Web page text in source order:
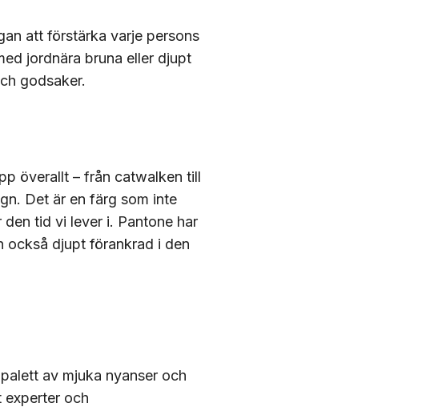
att förstärka varje persons
jordnära bruna eller djupt
godsaker.
överallt – från catwalken till
Det är en färg som inte
tid vi lever i. Pantone har
också djupt förankrad i den
av mjuka nyanser och
experter och